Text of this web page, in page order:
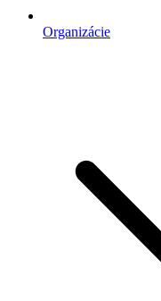
Organizácie